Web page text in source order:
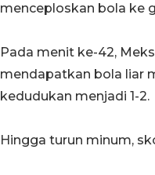
menceploskan bola ke
Pada menit ke-42,
mendapatkan bola liar
kedudukan menjadi 1-2.
Hingga turun minum,